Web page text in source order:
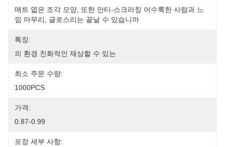
매트 엷은 조각 모양, 또한 안티-스크라칭 어수룩한 사람과 느
낌 마무리, 글로스리는 끝날 수 있습니까
특징:
의 환경 친화적인 재상할 수 있는
최소 주문 수량:
1000PCS
가격:
0.87-0.99
포장 세부 사항: